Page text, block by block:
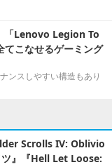
「Lenovo Legion To
こなせるゲーミング
ンスしやすい構造もあり
Scrolls IV: Oblivio
』『Hell Let Loose: